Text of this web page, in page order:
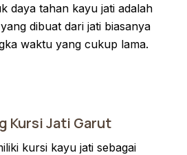
daya tahan kayu jati adalah
dibuat dari jati biasanya
waktu yang cukup lama.
Kursi Jati Garut
kursi kayu jati sebagai